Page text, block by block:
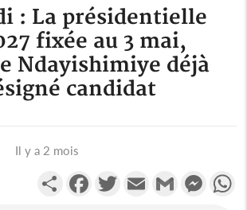
: La présidentielle
fixée au 3 mai,
Ndayishimiye déjà
candidat
Il y a 2 mois
PartagerFacebookTwitterEmail Gmail